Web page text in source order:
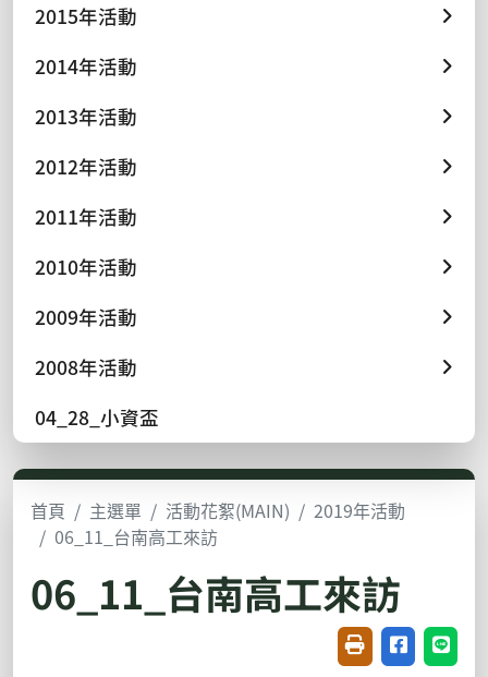
2015年活動
2014年活動
2013年活動
2012年活動
2011年活動
2010年活動
2009年活動
2008年活動
04_28_小資盃
首頁 主選單 活動花絮(MAIN)
2019年活動
06_11_台南高工來訪
06_11_台南高工來訪
友善列印(開新視
分享至臉書
分享